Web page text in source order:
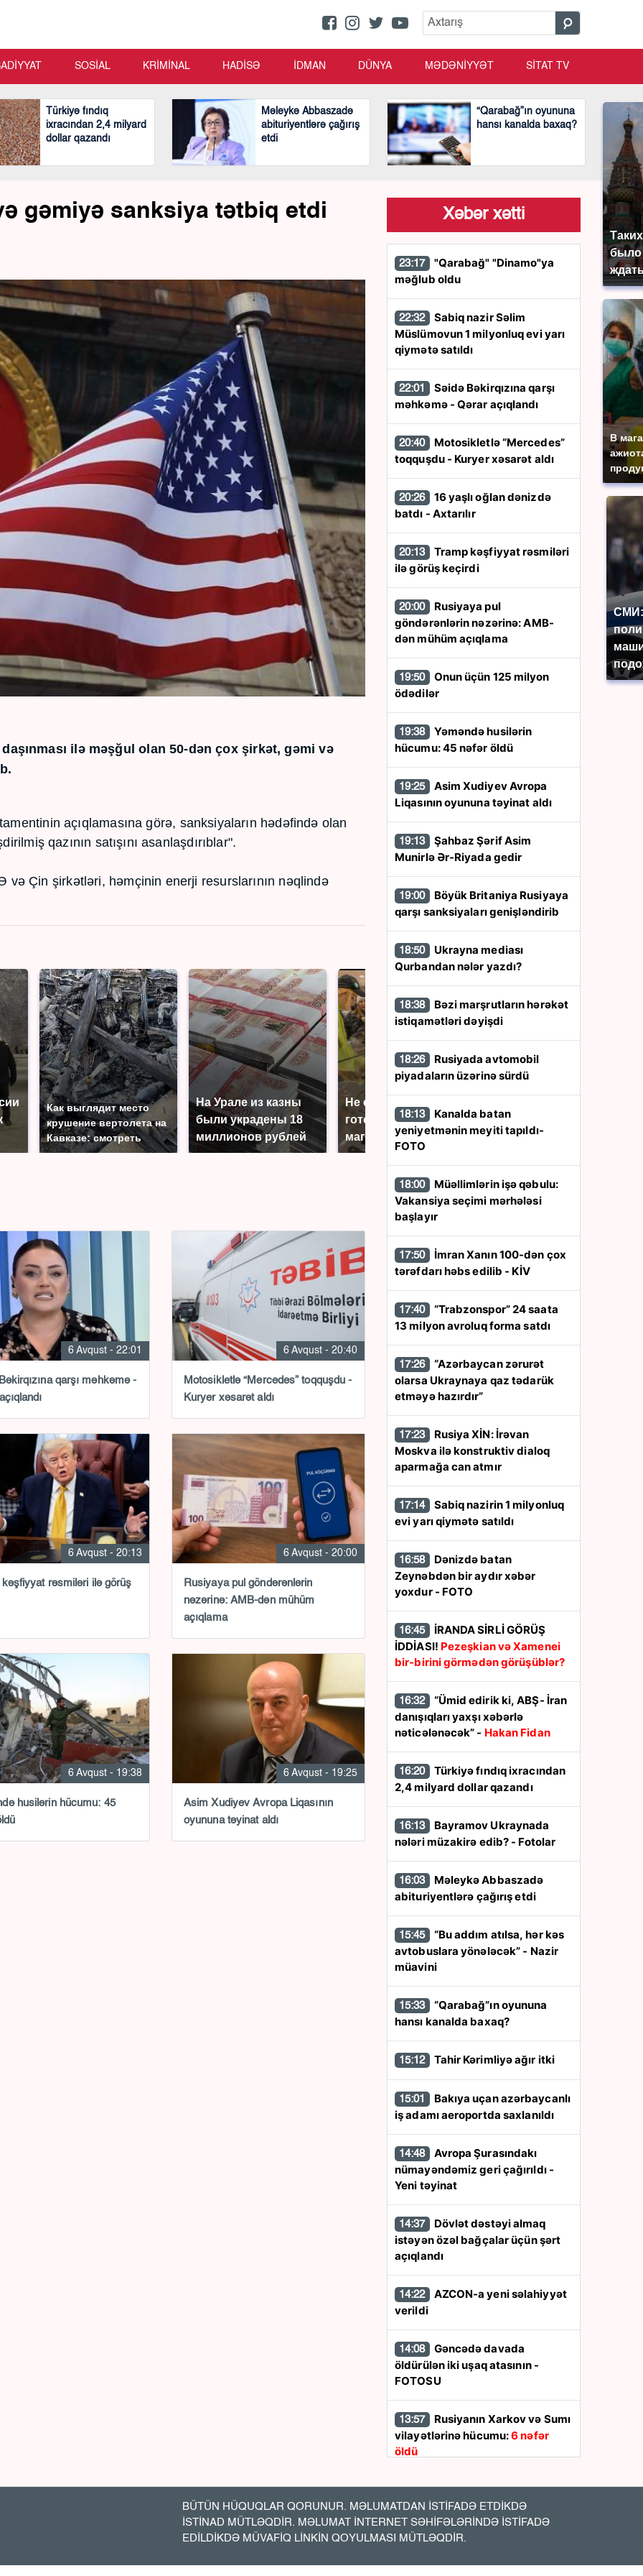
было
В
СМИ:
SOSİAL KRİMİNAL HADİSƏ İDMAN DÜNYA MƏDƏNİYYƏT SİTAT TV
Türkiyə fındıq
ixracından 2,4 milyard
dollar qazandı
Məleykə Abbaszadə
abituriyentlərə çağırış
etdi
“Qarabağ”ın oyununa
hansı kanalda baxaq?
gəmiyə sanksiya tətbiq etdi
ilə məşğul olan 50-dən çox şirkət, gəmi və
açıqlamasına görə, sanksiyaların hədəfində olan
qazının satışını asanlaşdırıblar".
Çin şirkətləri, həmçinin enerji resurslarının nəqlində
Как выглядит место
крушение вертолета на
Кавказе: смотреть
На Урале из казны
были украдены 18
миллионов рублей
Не ешьте эту
готовую еду из
магазина: список
жестокое убийство
криптомиллионера
6 Avqust - 22:01
qarşı məhkəmə -
6 Avqust - 20:40
Motosikletlə “Mercedes” toqquşdu -
Kuryer xəsarət aldı
6 Avqust - 20:13
kəşfiyyat rəsmiləri ilə görüş
6 Avqust - 20:00
Rusiyaya pul göndərənlərin
nəzərinə: AMB-dən mühüm
açıqlama
6 Avqust - 19:38
husilərin hücumu: 45
6 Avqust - 19:25
Asim Xudiyev Avropa Liqasının
oyununa təyinat aldı
Xəbər xətti
23:17
məğlub oldu
22:32
Müslümovun 1 milyonluq evi yarı
qiymətə satıldı
22:01
məhkəmə - Qərar açıqlandı
20:40
toqquşdu - Kuryer xəsarət aldı
20:26
batdı - Axtarılır
20:13
ilə görüş keçirdi
20:00
göndərənlərin nəzərinə: AMB-
dən mühüm açıqlama
19:50
ödədilər
19:38
hücumu: 45 nəfər öldü
19:25
Liqasının oyununa təyinat aldı
19:13
Munirlə Ər-Riyada gedir
19:00
qarşı sanksiyaları genişləndirib
18:50
Qurbandan nələr yazdı?
18:38
istiqamətləri dəyişdi
18:26
piyadaların üzərinə sürdü
18:13
yeniyetmənin meyiti tapıldı-
FOTO
18:00
Vakansiya seçimi mərhələsi
başlayır
17:50
tərəfdarı həbs edilib - KİV
17:40
13 milyon avroluq forma satdı
17:26
olarsa Ukraynaya qaz tədarük
etməyə hazırdır”
17:23
Moskva ilə konstruktiv dialoq
aparmağa can atmır
17:14
evi yarı qiymətə satıldı
16:58
Zeynəbdən bir aydır xəbər
yoxdur - FOTO
16:45
İDDİASI! Pezeşkian və Xamenei
bir-birini görmədən görüşüblər?
16:32
danışıqları yaxşı xəbərlə
nəticələnəcək” - Hakan Fidan
16:20
2,4 milyard dollar qazandı
16:13
nələri müzakirə edib? - Fotolar
16:03
abituriyentlərə çağırış etdi
15:45
avtobuslara yönələcək” - Nazir
müavini
15:33
hansı kanalda baxaq?
15:12 Tahir Kərimliyə ağır itki
15:01
iş adamı aeroportda saxlanıldı
14:48
nümayəndəmiz geri çağırıldı -
Yeni təyinat
14:37
istəyən özəl bağçalar üçün şərt
açıqlandı
14:22
verildi
14:08
öldürülən iki uşaq atasının -
FOTOSU
13:57
vilayətlərinə hücumu:6 nəfər
öldü
13:48 Ukrayna Rusiyanın
Yaroslavl neft emalı zavodunu
vurdu
BÜTÜN HÜQUQLAR QORUNUR. MƏLUMATDAN İSTİFADƏ ETDİKDƏ
İSTİNAD MÜTLƏQDİR. MƏLUMAT İNTERNET SƏHİFƏLƏRİNDƏ İSTİFADƏ
EDİLDİKDƏ MÜVAFİQ LİNKİN QOYULMASI MÜTLƏQDİR.